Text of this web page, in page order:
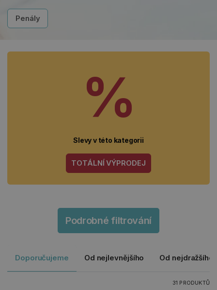
Penály
%
Slevy v této kategorii
TOTÁLNÍ VÝPRODEJ
Podrobné filtrování
Doporučujeme Od nejlevnějšího Od nejdražšího
31 PRODUKTŮ